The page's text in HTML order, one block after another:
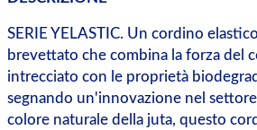
SERIE YELASTIC. Un cordino
brevettato che combina la forza del
intrecciato con le proprietà
segnando un'innovazione nel
colore naturale della juta, questo